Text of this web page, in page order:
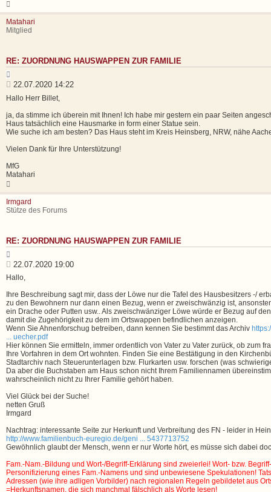
a
c
h
n
Matahari
Mitglied
RE: ZUORDNUNG HAUSWAPPEN ZUR FAMILIE
Z
i
t
i
r
e
n
B
e
t
r
a
g
22.07.2020 14:22
Hallo Herr Billet,
ja, da stimme ich überein mit Ihnen! Ich habe mir gestern ein paar Seiten
Haus tatsächlich eine Hausmarke in form einer Statue sein.
Wie suche ich am besten? Das Haus steht im Kreis Heinsberg, NRW, nähe
Vielen Dank für Ihre Unterstützung!
MfG
Matahari
c
h
n
Irmgard
Stütze des Forums
RE: ZUORDNUNG HAUSWAPPEN ZUR FAMILIE
i
t
i
r
e
n
B
e
t
r
a
g
22.07.2020 19:00
Hallo,
Ihre Beschreibung sagt mir, dass der Löwe nur die Tafel des Hausbesitzers -/
zu den Bewohnern nur dann einen Bezug, wenn er zweischwänzig ist,
ein Drache oder Putten usw.. Als zweischwänziger Löwe würde er Bezug auf
damit die Zugehörigkeit zu dem im Ortswappen befindlichen anzeigen.
Wenn Sie Ahnenforschug betreiben, dann kennen Sie bestimmt das Archiv
... uecher.pdf
Hier können Sie ermitteln, immer ordentlich von Vater zu Vater zurück, ob zum
Ihre Vorfahren in dem Ort wohnten. Finden Sie eine Bestätigung in den
Stadtarchiv nach Steuerunterlagen bzw. Flurkarten usw. forschen (was
Da aber die Buchstaben am Haus schon nicht Ihrem Familiennamen
wahrscheinlich nicht zu Ihrer Familie gehört haben.
Viel Glück bei der Suche!
netten Gruß
Irmgard
Nachtrag: interessante Seite zur Herkunft und Verbreitung des FN - leider in
http://www.familienbuch-euregio.de/geni ... 5437713752
Gewöhnlich glaubt der Mensch, wenn er nur Worte hört, es müsse sich dabei
Fam.-Nam.-Bildung und Wort-/Begriff-Erklärung sind zweierlei! Wort- bzw.
Personifizierung eines Fam.-Namens und sind unbewiesene Spekulationen!
Adressen (wie ihre adligen Vorbilder) nach regionalen Regeln gebildetet aus
=Herkunftsnamen, die sich manchmal fälschlich als Worte lesen!